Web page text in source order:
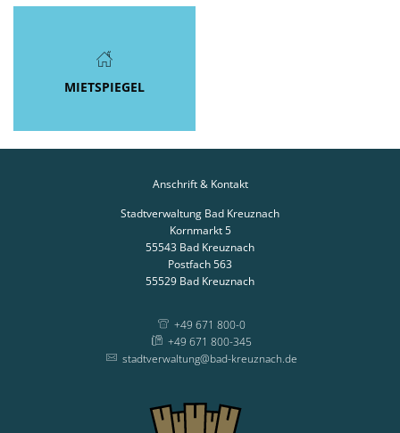
MIETSPIEGEL
Anschrift & Kontakt
Stadtverwaltung Bad Kreuznach
Kornmarkt 5
55543 Bad Kreuznach
Postfach 563
55529 Bad Kreuznach
+49 671 800-0
+49 671 800-345
stadtverwaltung@bad-kreuznach.de